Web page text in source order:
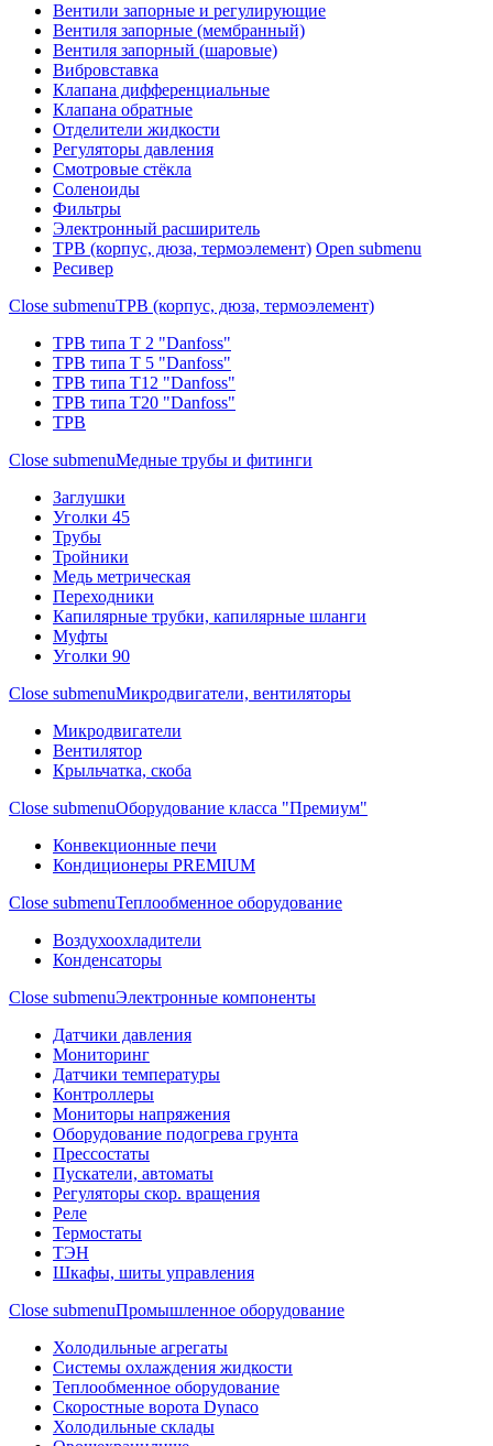
Вентили запорные и регулирующие
Вентиля запорные (мембранный)
Вентиля запорный (шаровые)
Вибровставка
Клапана дифференциальные
Клапана обратные
Отделители жидкости
Регуляторы давления
Смотровые стёкла
Соленоиды
Фильтры
Электронный расширитель
ТРВ (корпус, дюза, термоэлемент) Open submenu
Ресивер
Close submenuТРВ (корпус, дюза, термоэлемент)
ТРВ типа Т 2 "Danfoss"
ТРВ типа Т 5 "Danfoss"
ТРВ типа Т12 "Danfoss"
ТРВ типа Т20 "Danfoss"
ТРВ
Close submenuМедные трубы и фитинги
Заглушки
Уголки 45
Трубы
Тройники
Медь метрическая
Переходники
Капилярные трубки, капилярные шланги
Муфты
Уголки 90
Close submenuМикродвигатели, вентиляторы
Микродвигатели
Вентилятор
Крыльчатка, скоба
Close submenuОборудование класса "Премиум"
Конвекционные печи
Кондиционеры PREMIUM
Close submenuТеплообменное оборудование
Воздухоохладители
Конденсаторы
Close submenuЭлектронные компоненты
Датчики давления
Мониторинг
Датчики температуры
Контроллеры
Мониторы напряжения
Оборудование подогрева грунта
Прессостаты
Пускатели, автоматы
Регуляторы скор. вращения
Реле
Термостаты
ТЭН
Шкафы, шиты управления
Close submenuПромышленное оборудование
Холодильные агрегаты
Системы охлаждения жидкости
Теплообменное оборудование
Скоростные ворота Dynaco
Холодильные склады